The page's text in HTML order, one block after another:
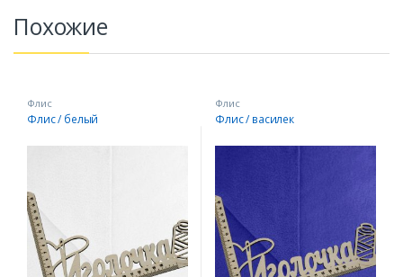
Похожие
Флис
Флис / белый
Флис
Флис / василек